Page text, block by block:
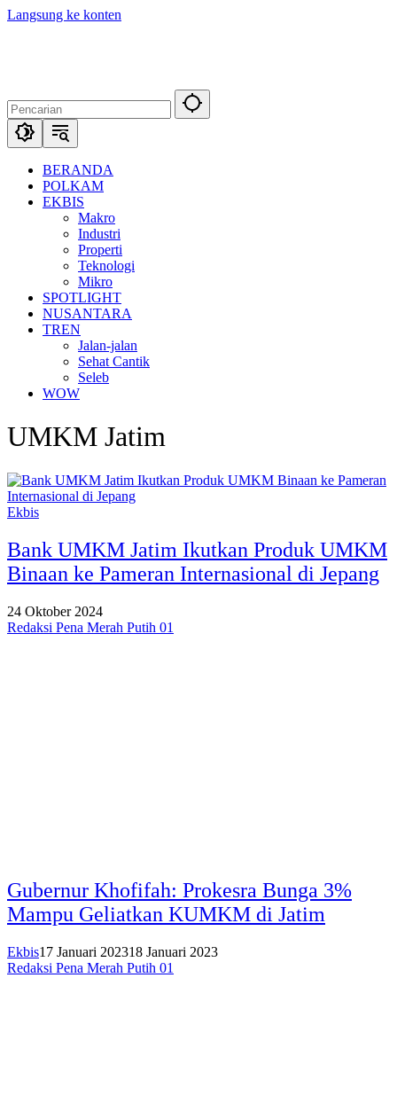
Langsung ke konten
BERANDA
POLKAM
EKBIS
Makro
Industri
Properti
Teknologi
Mikro
SPOTLIGHT
NUSANTARA
TREN
Jalan-jalan
Sehat Cantik
Seleb
WOW
UMKM Jatim
Ekbis
Bank UMKM Jatim Ikutkan Produk UMKM
Binaan ke Pameran Internasional di Jepang
24 Oktober 2024
Redaksi Pena Merah Putih 01
Gubernur Khofifah: Prokesra Bunga 3%
Mampu Geliatkan KUMKM di Jatim
Ekbis17 Januari 202318 Januari 2023
Redaksi Pena Merah Putih 01